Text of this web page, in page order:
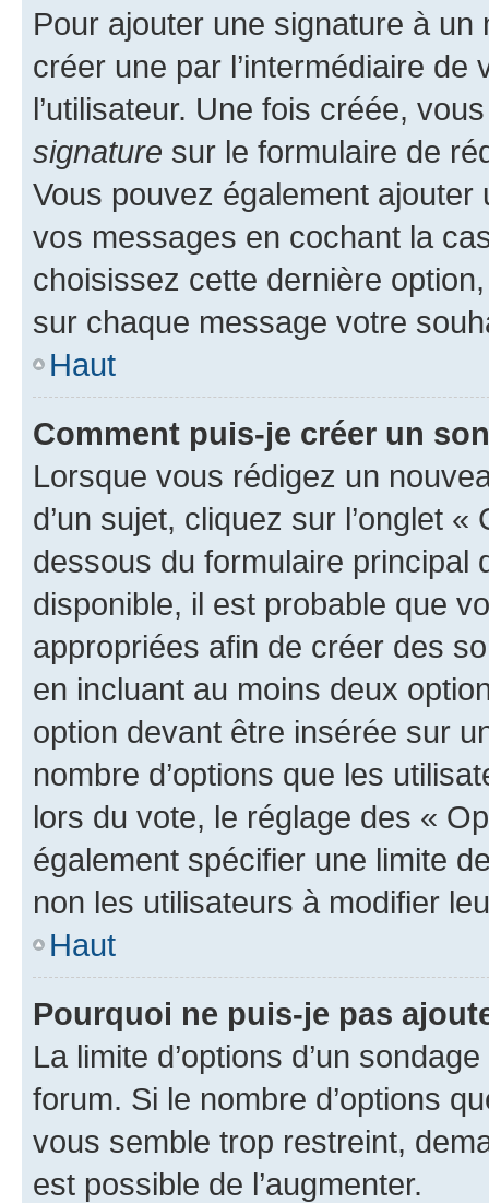
Pour ajouter une signature à un
créer une par l’intermédiaire
l’utilisateur. Une fois créée,
signature sur le formulaire de
Vous pouvez également
vos messages en cochant la
choisissez cette dernière
sur chaque message votre
Haut
Comment puis-je créer un
Lorsque vous rédigez un
d’un sujet, cliquez sur l’onglet
dessous du formulaire principal
disponible, il est probable que
appropriées afin de créer des
en incluant au moins deux
option devant être insérée sur
nombre d’options que les
lors du vote, le réglage des «
également spécifier une limite
non les utilisateurs à modifier
Haut
Pourquoi ne puis-je pas
La limite d’options d’un
forum. Si le nombre d’options
vous semble trop restreint,
est possible de l’augmenter.